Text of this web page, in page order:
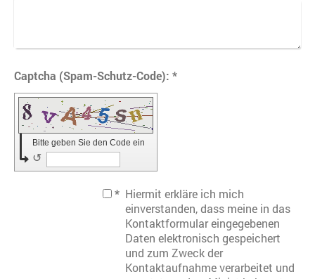
Captcha (Spam-Schutz-Code): *
Bitte geben Sie den Code ein
↺
* Hiermit erkläre ich mich
einverstanden, dass meine in das
Kontaktformular eingegebenen
Daten elektronisch gespeichert
und zum Zweck der
Kontaktaufnahme verarbeitet und